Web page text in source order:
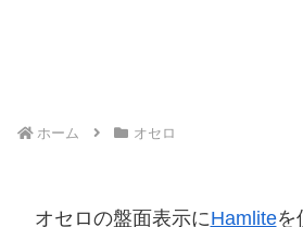
ホーム オセロ
オセロの盤面表示にHamliteを